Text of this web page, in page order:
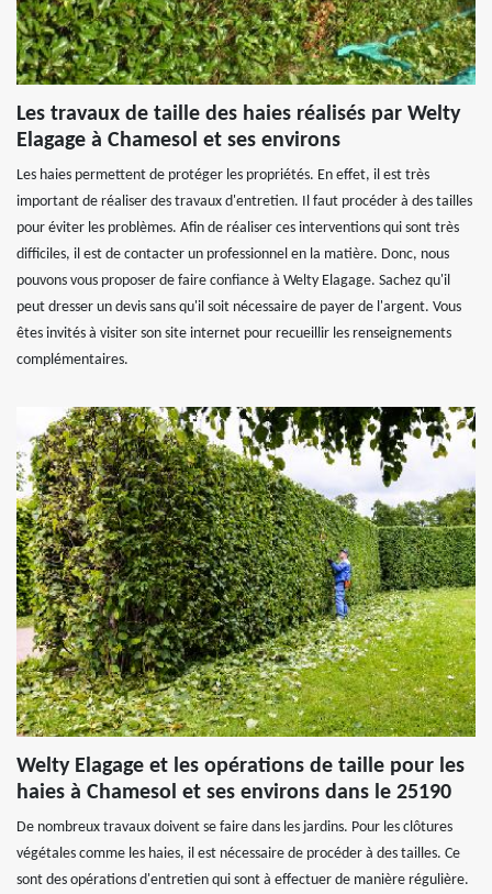
Les travaux de taille des haies réalisés par Welty
Elagage à Chamesol et ses environs
Les haies permettent de protéger les propriétés. En effet, il est très
important de réaliser des travaux d'entretien. Il faut procéder à des tailles
pour éviter les problèmes. Afin de réaliser ces interventions qui sont très
difficiles, il est de contacter un professionnel en la matière. Donc, nous
pouvons vous proposer de faire confiance à Welty Elagage. Sachez qu'il
peut dresser un devis sans qu'il soit nécessaire de payer de l'argent. Vous
êtes invités à visiter son site internet pour recueillir les renseignements
complémentaires.
Welty Elagage et les opérations de taille pour les
haies à Chamesol et ses environs dans le 25190
De nombreux travaux doivent se faire dans les jardins. Pour les clôtures
végétales comme les haies, il est nécessaire de procéder à des tailles. Ce
sont des opérations d'entretien qui sont à effectuer de manière régulière.